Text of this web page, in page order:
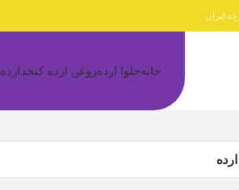
ایران
خانهحلوا اردهروغن ارده کنجد ارده